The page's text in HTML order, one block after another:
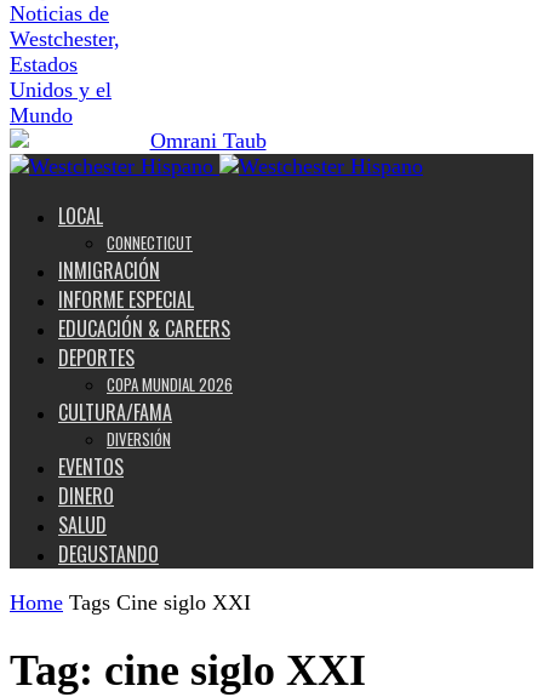
Noticias de
Westchester,
Estados
Unidos y el
Mundo
LOCAL
CONNECTICUT
INMIGRACIÓN
INFORME ESPECIAL
EDUCACIÓN & CAREERS
DEPORTES
COPA MUNDIAL 2026
CULTURA/FAMA
DIVERSIÓN
EVENTOS
DINERO
SALUD
DEGUSTANDO
Home Tags Cine siglo XXI
Tag: cine siglo XXI